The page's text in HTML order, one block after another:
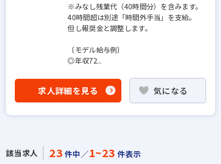
※みなし残業代（40時間分）を含みます。
40時間超は別途「時間外手当」を支給。
但し報奨金と調整します。
〔モデル給与例〕
◎年収72...
求人詳細を見る 気になる
該当求人 23 件中／1~23 件表示